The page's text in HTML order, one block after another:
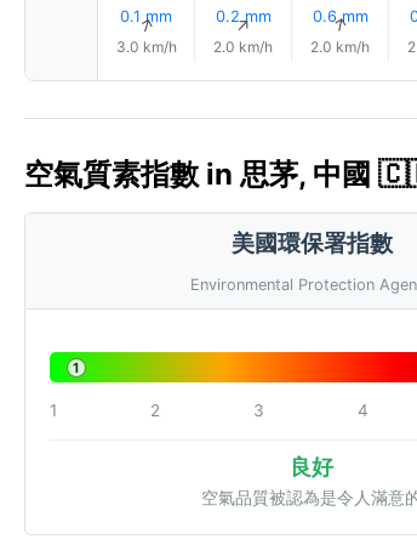
0.1 mm
↑
3.0 km/h
0.2 mm
↑
2.0 km/h
0.6 mm
↑
2.0 km/h
空氣質素指數 in 思茅, 中國
美國環保署指數
Environmental Protection
1
1 2 3 4
良好
空氣品質被認為是令人滿意